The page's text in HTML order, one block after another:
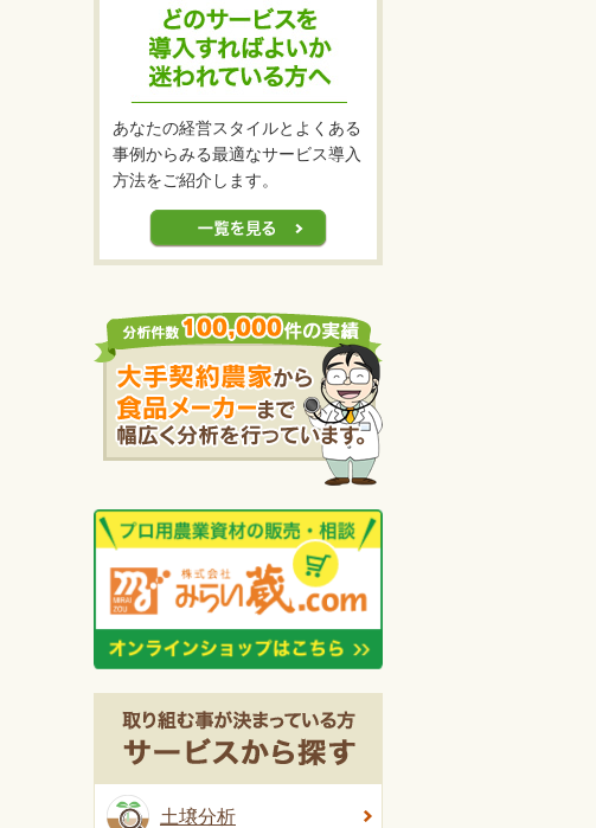
あなたの経営スタイルとよくある
事例からみる最適なサービス導入
方法をご紹介します。
土壌分析